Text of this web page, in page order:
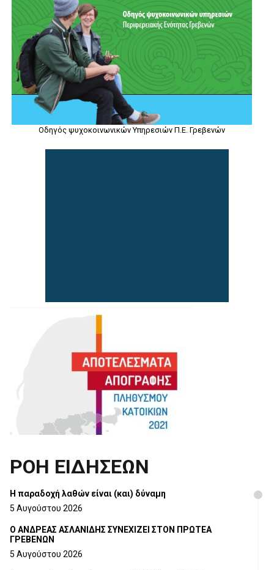
Οδηγός ψυχοκοινωνικών Υπηρεσιών Π.Ε. Γρεβενών
ΡΟΗ ΕΙΔΗΣΕΩΝ
H παραδοχή λαθών είναι (και) δύναμη
5 Αυγούστου 2026
Ο ΑΝΔΡΕΑΣ ΑΣΛΑΝΙΔΗΣ ΣΥΝΕΧΙΖΕΙ ΣΤΟΝ ΠΡΩΤΕΑ
ΓΡΕΒΕΝΩΝ
5 Αυγούστου 2026